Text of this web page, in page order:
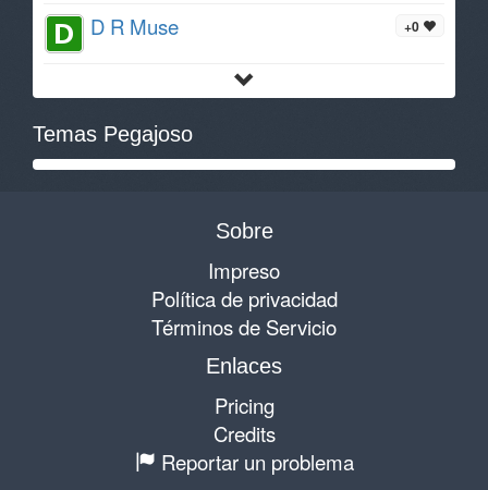
+0
D R Muse
Temas Pegajoso
Sobre
Impreso
Política de privacidad
Términos de Servicio
Enlaces
Pricing
Credits
Reportar un problema